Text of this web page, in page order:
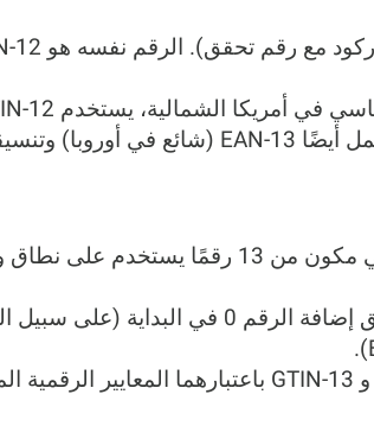
(رقم المادة الأوروبي) هو رمز شريطي مكون من
).